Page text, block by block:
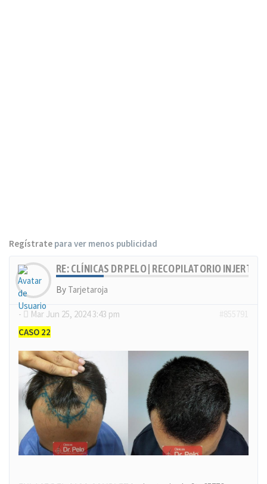
Regístrate para ver menos publicidad
RE: CLÍNICAS DR PELO | RECOPILATORIO
By Tarjetaroja
- Mar Jun 25, 2024 3:43 pm
CASO 22